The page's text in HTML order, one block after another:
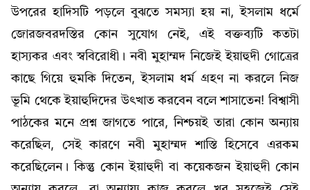
উপরের হাদিসটি পড়লে বুঝতে সমস্যা হয় না, ইসলাম ধর্মে
জোরজবরদস্তির কোন সুযোগ নেই, এই বক্তব্যটি কতটা
হাস্যকর এবং স্ববিরোধী। নবী মুহাম্মদ নিজেই ইয়াহুদী গোত্রের
কাছে গিয়ে হুমকি দিতেন, ইসলাম ধর্ম গ্রহণ না করলে নিজ
ভূমি থেকে ইয়াহুদিদের উৎখাত করবেন বলে শাসাতেন! বিশ্বাসী
পাঠকের মনে প্রশ্ন জাগতে পারে, নিশ্চয়ই তারা কোন অন্যায়
করেছিল, সেই কারণে নবী মুহাম্মদ শাস্তি হিসেবে এরকম
করেছিলেন। কিন্তু কোন ইয়াহুদী বা কয়েকজন ইয়াহুদী কোন